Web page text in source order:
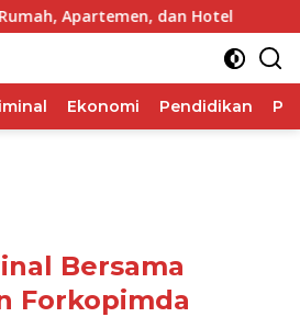
Apartemen, dan Hotel
Ekonomi Pendidikan
Bersama
Forkopimda